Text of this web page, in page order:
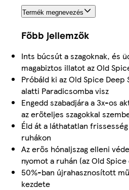
Termék megnevezés
Főbb jellemzők
Ints búcsút a szagoknak, és
magabiztos illatot az Old
Próbáld ki az Old Spice
alatti Paradicsomba visz
Engedd szabadjára a 3x-os
az erőteljes szagokkal
Éld át a láthatatlan
ruhákon
Az erős hónaljszag elleni
nyomot a ruhán (az Old
50%-ban újrahasznosított
kezdete